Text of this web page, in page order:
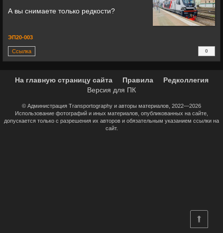
А вы снимаете только редкости?
ЭП20-003
Ссылка
0
+0
На главную страницу сайта Правила
Редколлегия
Версия для ПК
© Администрация Transportography и авторы материалов, 2022—2026
Использование фотографий и иных материалов, опубликованных на сайте,
допускается только с разрешения их авторов и обязательным указанием ссылки на
сайт.